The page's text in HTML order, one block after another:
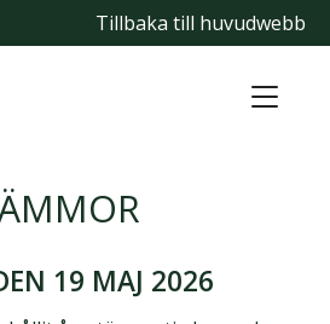
Tillbaka till huvudwebb
19 MAJ 2026